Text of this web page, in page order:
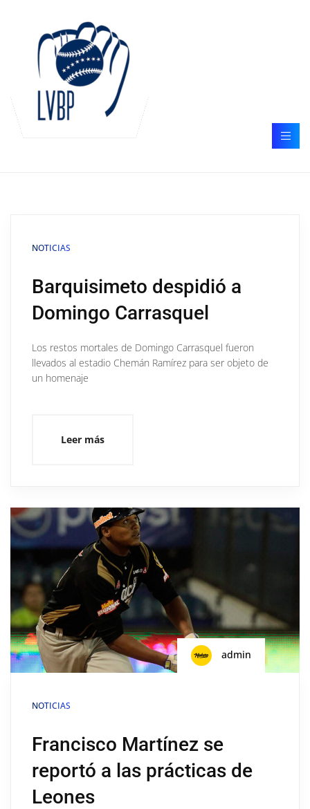
NOTICIAS
Barquisimeto despidió a
Domingo Carrasquel
Los restos mortales de Domingo Carrasquel fueron
llevados al estadio Chemán Ramírez para ser objeto de
un homenaje
Leer más
admin
NOTICIAS
Francisco Martínez se
reportó a las prácticas de
Leones